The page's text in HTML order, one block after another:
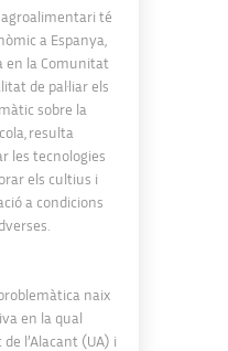
agroalimentari té
a Espanya,
en la Comunitat
de pal·liar els
sobre la
resulta
les tecnologies
els cultius i
a condicions
naix
en la qual
l’Alacant (UA) i